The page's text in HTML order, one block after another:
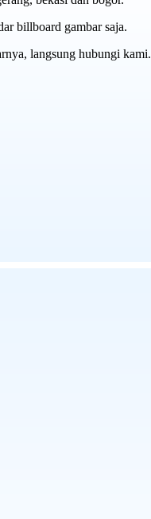
billboard gambar saja.
langsung hubungi kami.